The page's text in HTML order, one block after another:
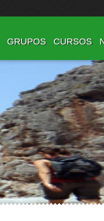
GRUPOS CURSOS